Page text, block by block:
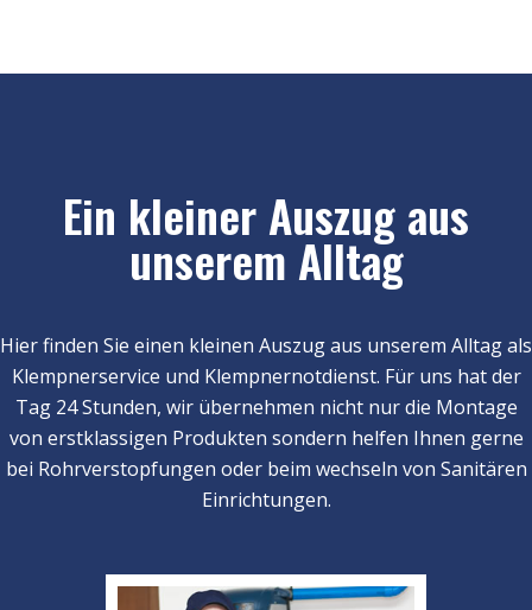
Ein kleiner Auszug aus
unserem Alltag
Hier finden Sie einen kleinen Auszug aus unserem Alltag als
Klempnerservice und Klempnernotdienst. Für uns hat der
Tag 24 Stunden, wir übernehmen nicht nur die Montage
von erstklassigen Produkten sondern helfen Ihnen gerne
bei Rohrverstopfungen oder beim wechseln von Sanitären
Einrichtungen.